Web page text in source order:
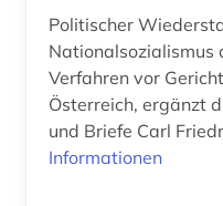
Politischer
Nationalsozialismus
Verfahren vor
Österreich, ergänzt
und Briefe Carl
Informationen